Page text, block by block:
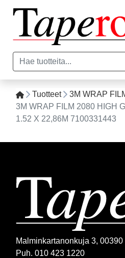
Tuotteet
3M WRAP
3M WRAP FILM 2080 HIGH
1.52 X 22,86M 7100331443
Malminkartanonkuja 3,
Puh. 010 423 1220